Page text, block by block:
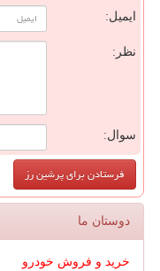
ایمیل:
نظر:
سوال:
دوستان ما
خرید و فروش خودرو